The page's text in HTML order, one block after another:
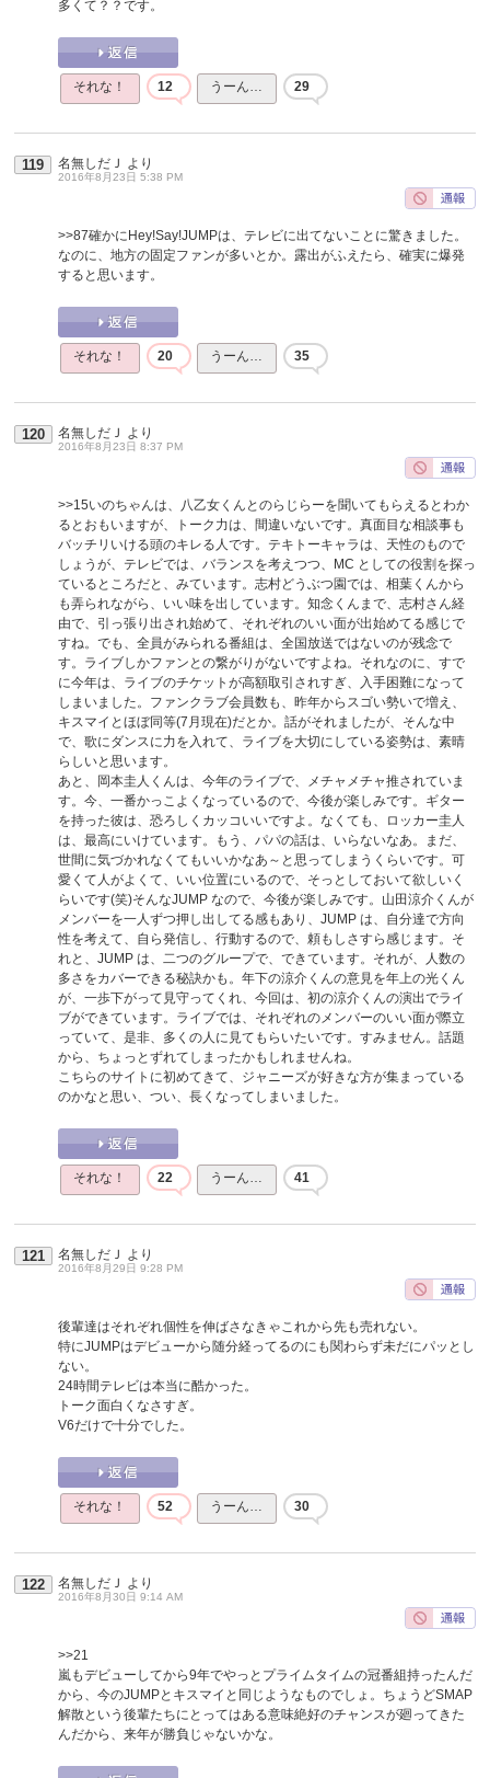
多くて？？です。
それな！ 12 うーん… 29
119 名無しだＪ より
2016年8月23日 5:38 PM
>>87確かにHey!Say!JUMPは、テレビに出てないことに驚きました。
なのに、地方の固定ファンが多いとか。露出がふえたら、確実に爆発
すると思います。
それな！ 20 うーん… 35
120 名無しだＪ より
2016年8月23日 8:37 PM
>>15いのちゃんは、八乙女くんとのらじらーを聞いてもらえるとわか
るとおもいますが、トーク力は、間違いないです。真面目な相談事も
バッチリいける頭のキレる人です。テキトーキャラは、天性のもので
しょうが、テレビでは、バランスを考えつつ、MC としての役割を探っ
ているところだと、みています。志村どうぶつ園では、相葉くんから
も弄られながら、いい味を出しています。知念くんまで、志村さん経
由で、引っ張り出され始めて、それぞれのいい面が出始めてる感じで
すね。でも、全員がみられる番組は、全国放送ではないのが残念で
す。ライブしかファンとの繋がりがないですよね。それなのに、すで
に今年は、ライブのチケットが高額取引されすぎ、入手困難になって
しまいました。ファンクラブ会員数も、昨年からスゴい勢いで増え、
キスマイとほぼ同等(7月現在)だとか。話がそれましたが、そんな中
で、歌にダンスに力を入れて、ライブを大切にしている姿勢は、素晴
らしいと思います。
あと、岡本圭人くんは、今年のライブで、メチャメチャ推されていま
す。今、一番かっこよくなっているので、今後が楽しみです。ギター
を持った彼は、恐ろしくカッコいいですよ。なくても、ロッカー圭人
は、最高にいけています。もう、パパの話は、いらないなあ。まだ、
世間に気づかれなくてもいいかなあ～と思ってしまうくらいです。可
愛くて人がよくて、いい位置にいるので、そっとしておいて欲しいく
らいです(笑)そんなJUMP なので、今後が楽しみです。山田涼介くんが
メンバーを一人ずつ押し出してる感もあり、JUMP は、自分達で方向
性を考えて、自ら発信し、行動するので、頼もしさすら感じます。そ
れと、JUMP は、二つのグループで、できています。それが、人数の
多さをカバーできる秘訣かも。年下の涼介くんの意見を年上の光くん
が、一歩下がって見守ってくれ、今回は、初の涼介くんの演出でライ
ブができています。ライブでは、それぞれのメンバーのいい面が際立
っていて、是非、多くの人に見てもらいたいです。すみません。話題
から、ちょっとずれてしまったかもしれませんね。
こちらのサイトに初めてきて、ジャニーズが好きな方が集まっている
のかなと思い、つい、長くなってしまいました。
それな！ 22 うーん… 41
121 名無しだＪ より
2016年8月29日 9:28 PM
後輩達はそれぞれ個性を伸ばさなきゃこれから先も売れない。
特にJUMPはデビューから随分経ってるのにも関わらず未だにパッとし
ない。
24時間テレビは本当に酷かった。
トーク面白くなさすぎ。
V6だけで十分でした。
それな！ 52 うーん… 30
122 名無しだＪ より
2016年8月30日 9:14 AM
>>21
嵐もデビューしてから9年でやっとプライムタイムの冠番組持ったんだ
から、今のJUMPとキスマイと同じようなものでしょ。ちょうどSMAP
解散という後輩たちにとってはある意味絶好のチャンスが廻ってきた
んだから、来年が勝負じゃないかな。